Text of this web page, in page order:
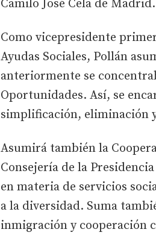
Camilo José Cela de Madrid.
Como vicepresidente
Ayudas Sociales, Pollán
anteriormente se
Oportunidades. Así, se
simplificación, eliminación
Asumirá también la
Consejería de la
en materia de servicios
a la diversidad. Suma
inmigración y cooperación